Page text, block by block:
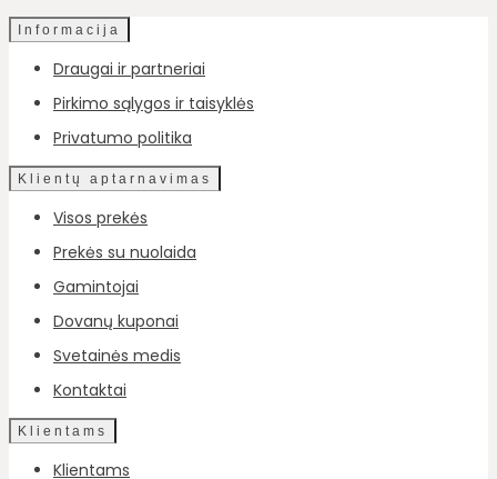
Informacija
Draugai ir partneriai
Pirkimo sąlygos ir taisyklės
Privatumo politika
Klientų aptarnavimas
Visos prekės
Prekės su nuolaida
Gamintojai
Dovanų kuponai
Svetainės medis
Kontaktai
Klientams
Klientams